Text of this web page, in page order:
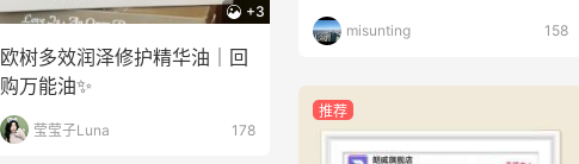
+3
欧树多效润泽修护精华油｜回
购万能油✨
莹莹子Luna 178
misunting 158
推荐